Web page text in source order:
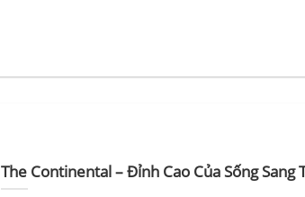
The Continental – Đỉnh Cao Của Sống Sang